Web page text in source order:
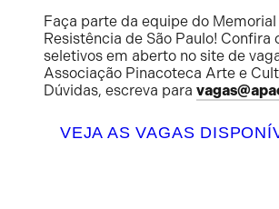
Faça parte da equipe do Memorial
Resistência de São Paulo! Confira
seletivos em aberto no site de
Associação Pinacoteca Arte e
Dúvidas, escreva para
VEJA AS VAGAS